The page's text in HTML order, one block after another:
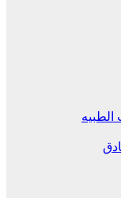
الطبيه